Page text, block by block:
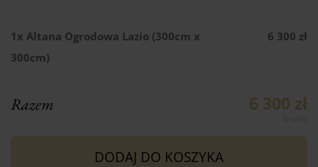
1x Altana Ogrodowa Lazio (300cm x
300cm)
6 300 zł
Razem 6 300 zł
DODAJ DO KOSZYKA